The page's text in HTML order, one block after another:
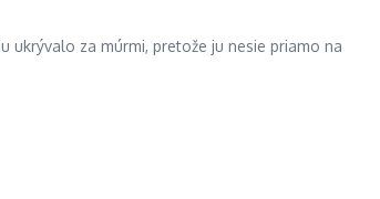
za múrmi, pretože ju nesie priamo na